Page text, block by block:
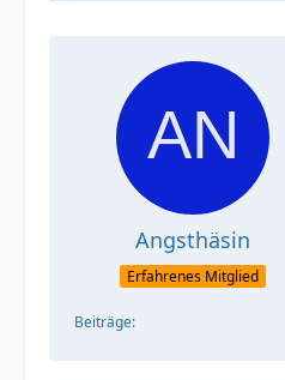
Angsthäsin
Erfahrenes Mitglied
Beiträge